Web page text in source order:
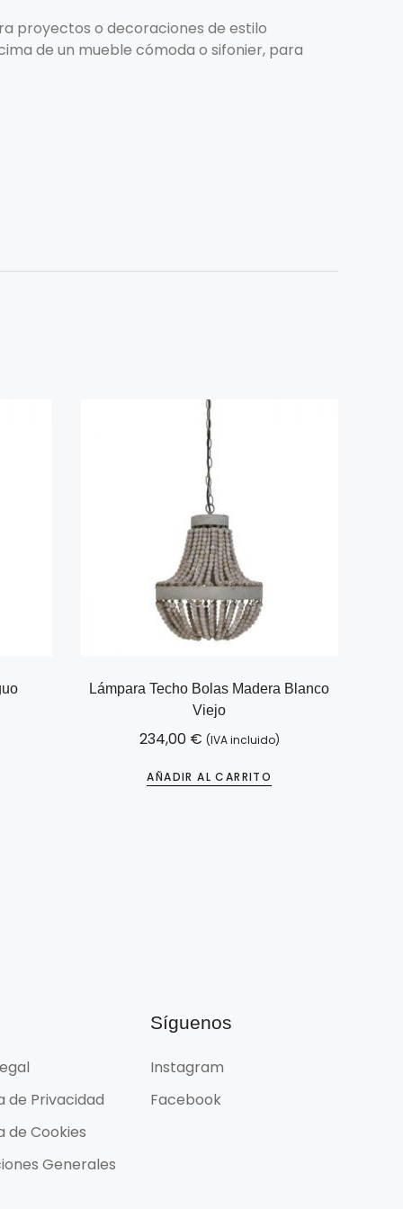
proyectos o decoraciones de estilo
de un mueble cómoda o sifonier, para
Lámpara Techo Bolas Madera Blanco
Viejo
234,00 € (IVA incluido)
AÑADIR AL CARRITO
de Privacidad
de Cookies
Generales
Síguenos
Instagram
Facebook